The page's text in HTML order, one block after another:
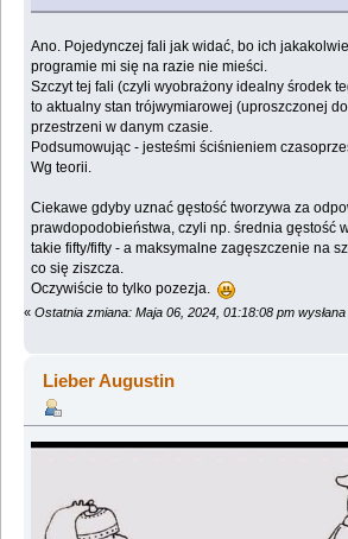
Ano. Pojedynczej fali jak widać, bo ich
programie mi się na razie nie mieści.
Szczyt tej fali (czyli wyobrażony idealny środek
to aktualny stan trójwymiarowej (uproszczonej
przestrzeni w danym czasie.
Podsumowując - jesteśmi ściśnieniem
Wg teorii.
Ciekawe gdyby uznać gęstość tworzywa za
prawdopodobieństwa, czyli np. średnia gęstość
takie fifty/fifty - a maksymalne zagęszczenie na
co się ziszcza.
Oczywiście to tylko pozezja.
« Ostatnia zmiana: Maja 06, 2024, 01:18:08 pm
Lieber Augustin